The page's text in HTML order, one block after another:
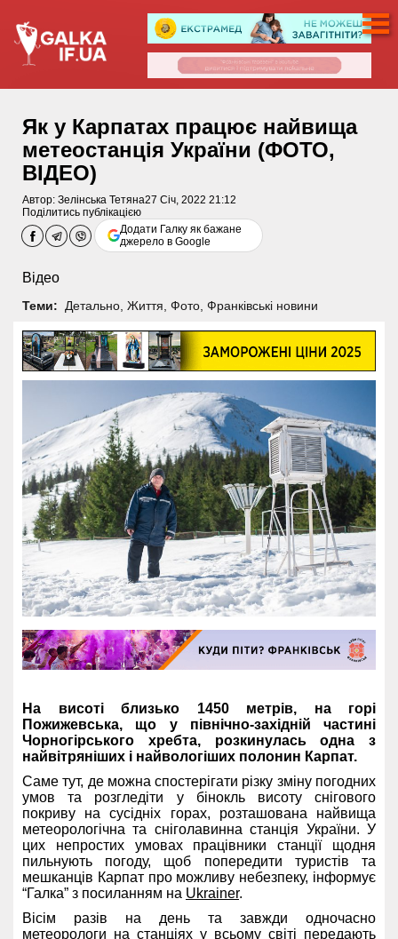
Як у Карпатах працює найвища
метеостанція України (ФОТО,
ВІДЕО)
Автор: Зелінська Тетяна27 Січ, 2022 21:12
Поділитись публікацією
Додати Галку як бажане
джерело в Google
Відео
Теми: Детально, Життя Фото, Франківські новини
На висоті близько 1450 метрів, на горі
Пожижевська, що у північно-західній частині
Чорногірського хребта, розкинулась одна з
найвітряніших і найвологіших полонин Карпат.
Саме тут, де можна спостерігати різку зміну погодних
умов та розгледіти у бінокль висоту снігового
покриву на сусідніх горах, розташована найвища
метеорологічна та сніголавинна станція України. У
цих непростих умовах працівники станції щодня
пильнують погоду, щоб попередити туристів та
мешканців Карпат про можливу небезпеку, інформує
“Галка” з посиланням на Ukrainer.
Вісім разів на день та завжди одночасно
метеорологи на станціях у всьому світі передають